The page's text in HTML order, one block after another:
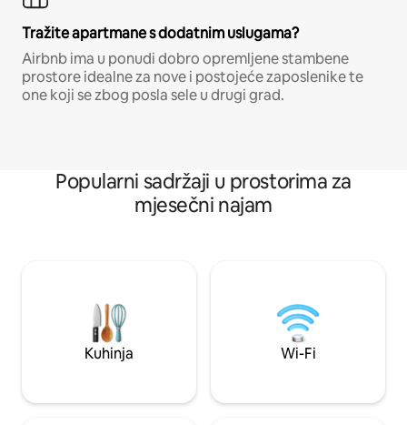
Tražite apartmane s dodatnim uslugama?
Airbnb ima u ponudi dobro opremljene stambene
prostore idealne za nove i postojeće zaposlenike te
one koji se zbog posla sele u drugi grad.
Popularni sadržaji u prostorima za
mjesečni najam
Kuhinja Wi-Fi